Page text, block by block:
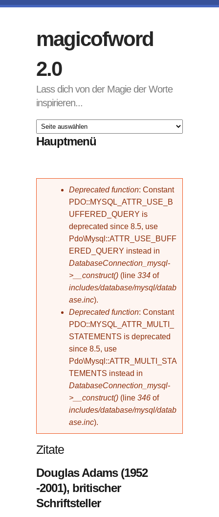
magicofword
2.0
Lass dich von der Magie der Worte
inspirieren...
Hauptmenü
Fehlermeldung
Deprecated function: Constant
PDO::MYSQL_ATTR_USE_B
UFFERED_QUERY is
deprecated since 8.5, use
Pdo\Mysql::ATTR_USE_BUFF
ERED_QUERY instead in
DatabaseConnection_mysql-
>__construct() (line 334 of
includes/database/mysql/datab
ase.inc).
Deprecated function: Constant
PDO::MYSQL_ATTR_MULTI_
STATEMENTS is deprecated
since 8.5, use
Pdo\Mysql::ATTR_MULTI_STA
TEMENTS instead in
DatabaseConnection_mysql-
>__construct() (line 346 of
includes/database/mysql/datab
ase.inc).
Zitate
Douglas Adams (1952
-2001), britischer
Schriftsteller